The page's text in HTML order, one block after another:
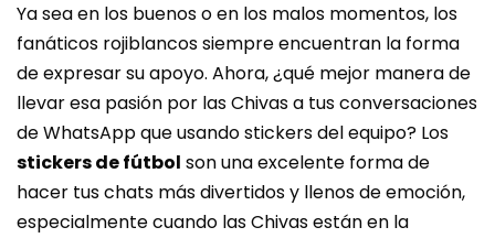
Ya sea en los buenos o en los malos momentos, los
fanáticos rojiblancos siempre encuentran la forma
de expresar su apoyo. Ahora, ¿qué mejor manera de
llevar esa pasión por las Chivas a tus conversaciones
de WhatsApp que usando stickers del equipo? Los
stickers de fútbol son una excelente forma de
hacer tus chats más divertidos y llenos de emoción,
especialmente cuando las Chivas están en la